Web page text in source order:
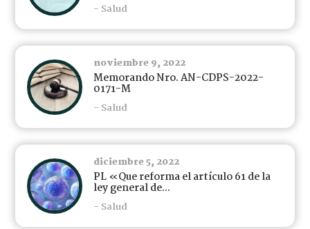
- Salud
noviembre 9, 2022
Memorando Nro. AN-CDPS-2022-
0171-M
- Salud
diciembre 5, 2022
PL «Que reforma el artículo 61 de la
ley general de...
- Salud